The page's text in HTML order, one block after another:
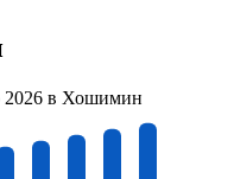
2026 в Хошимин